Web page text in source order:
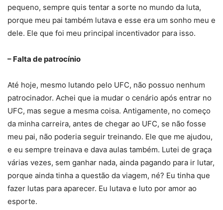
pequeno, sempre quis tentar a sorte no mundo da luta,
porque meu pai também lutava e esse era um sonho meu e
dele. Ele que foi meu principal incentivador para isso.
– Falta de patrocínio
Até hoje, mesmo lutando pelo UFC, não possuo nenhum
patrocinador. Achei que ia mudar o cenário após entrar no
UFC, mas segue a mesma coisa. Antigamente, no começo
da minha carreira, antes de chegar ao UFC, se não fosse
meu pai, não poderia seguir treinando. Ele que me ajudou,
e eu sempre treinava e dava aulas também. Lutei de graça
várias vezes, sem ganhar nada, ainda pagando para ir lutar,
porque ainda tinha a questão da viagem, né? Eu tinha que
fazer lutas para aparecer. Eu lutava e luto por amor ao
esporte.